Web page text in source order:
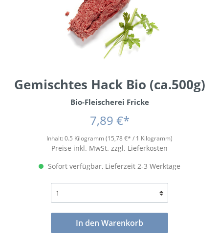
Gemischtes Hack Bio (ca.500g)
Bio-Fleischerei Fricke
7,89 €*
Inhalt:0.5 Kilogramm(15,78 €* / 1 Kilogramm)
Preise inkl. MwSt. zzgl. Lieferkosten
Sofort verfügbar, Lieferzeit 2-3 Werktage
In den Warenkorb